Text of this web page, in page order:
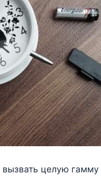
целую гамму